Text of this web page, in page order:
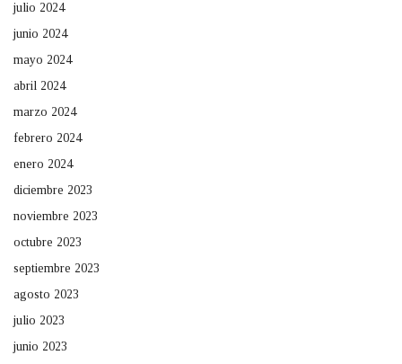
julio 2024
junio 2024
mayo 2024
abril 2024
marzo 2024
febrero 2024
enero 2024
diciembre 2023
noviembre 2023
octubre 2023
septiembre 2023
agosto 2023
julio 2023
junio 2023